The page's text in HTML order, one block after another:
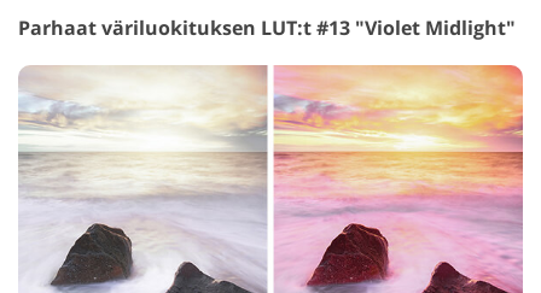
Parhaat väriluokituksen LUT:t #13 "Violet Midlight"